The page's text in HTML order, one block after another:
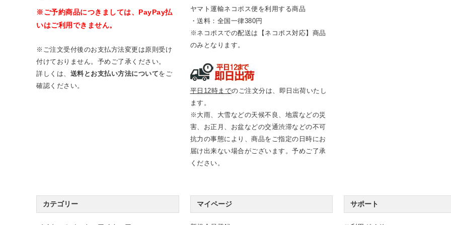
※ご予約商品につきましては、PayPay払
いはご利用できません。
※ご注文受付後のお支払方法変更は原則受け
付けておりません。予めご了承ください。
詳しくは、 送料とお支払い方法についてをご
確認ください。
ヤマト運輸ネコポス便を利用する商品
・送料：全国一律380円
※ネコポスでの配送は【ネコポス対応】商品
のみとなります。
平日12時までのご注文分は、即日出荷いたし
ます。
※大雨、大雪などの天候不良、地震などの災
害、お正月、お盆などの交通渋滞などの不可
抗力の事態により、商品をご指定の日時にお
届け出来ない場合がございます。予めご了承
ください。
カテゴリー マイページ サポート